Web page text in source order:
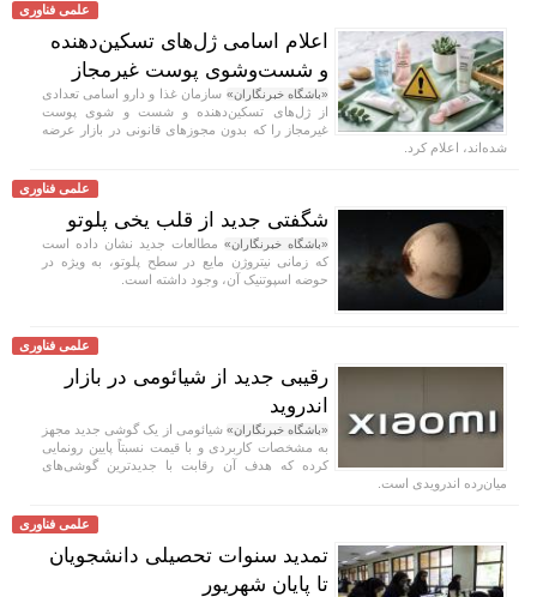
علمی فناوری
اعلام اسامی ژل‌های تسکین‌دهنده
و شست‌وشوی پوست غیرمجاز
«باشگاه خبرنگاران» سازمان غذا و دارو اسامی تعدادی
از ژل‌های تسکین‌دهنده و شست‌ و شوی پوست
غیرمجاز را که بدون مجوزهای قانونی در بازار عرضه
شده‌اند، اعلام کرد.
علمی فناوری
شگفتی جدید از قلب یخی پلوتو
«باشگاه خبرنگاران» مطالعات جدید نشان داده است
که زمانی نیتروژن مایع در سطح پلوتو، به ویژه در
حوضه اسپوتنیک آن، وجود داشته است.
علمی فناوری
رقیبی جدید از شیائومی در بازار
اندروید
«باشگاه خبرنگاران» شیائومی از یک گوشی جدید مجهز
به مشخصات کاربردی و با قیمت نسبتاً پایین رونمایی
کرده که هدف آن رقابت با جدیدترین گوشی‌های
میان‌رده اندرویدی است.
علمی فناوری
تمدید سنوات تحصیلی دانشجویان
تا پایان شهریور